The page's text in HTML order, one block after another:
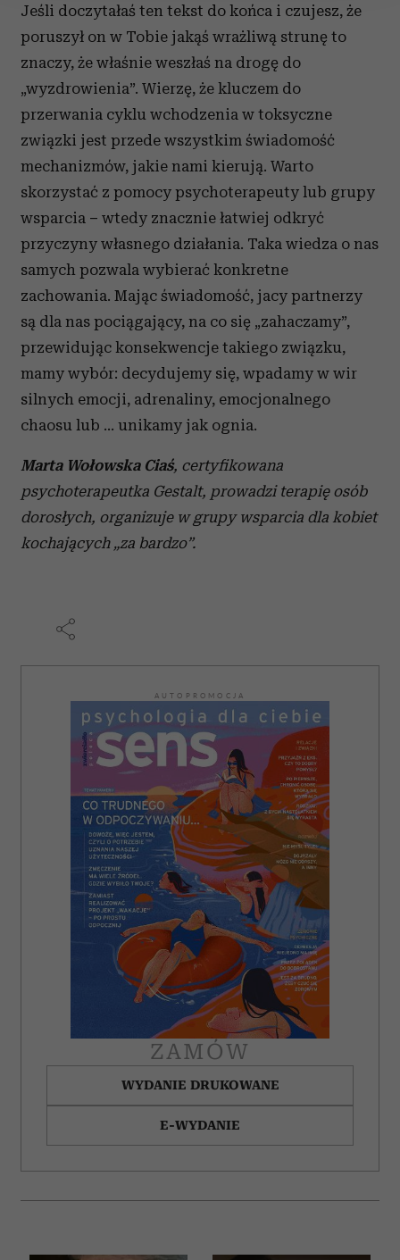
Wykorzystujemy pliki cookie do spersonalizowania treści
i reklam, aby oferować funkcje społecznościowe i
analizować ruch w naszej witrynie. Informacje o tym, jak
korzystasz z naszej witryny, udostępniamy partnerom
społecznościowym, reklamowym i analitycznym.
Partnerzy mogą połączyć te informacje z innymi danymi
otrzymanymi od Ciebie lub uzyskanymi podczas
korzystania z ich usług.
Jeśli doczytałaś ten tekst do końca i czujesz, że
poruszył on w Tobie jakąś wrażliwą strunę to
znaczy, że właśnie weszłaś na drogę do
„wyzdrowienia”. Wierzę, że kluczem do
przerwania cyklu wchodzenia w toksyczne
związki jest przede wszystkim świadomość
mechanizmów, jakie nami kierują. Warto
skorzystać z pomocy psychoterapeuty lub grupy
wsparcia – wtedy znacznie łatwiej odkryć
przyczyny własnego działania. Taka wiedza o nas
samych pozwala wybierać konkretne
zachowania. Mając świadomość, jacy partnerzy
są dla nas pociągający, na co się „zahaczamy”,
przewidując konsekwencje takiego związku,
mamy wybór: decydujemy się, wpadamy w wir
silnych emocji, adrenaliny, emocjonalnego
chaosu lub … unikamy jak ognia.
Marta Wołowska Ciaś, certyfikowana
psychoterapeutka Gestalt, prowadzi terapię osób
dorosłych, organizuje w grupy wsparcia dla kobiet
kochających „za bardzo”.
AUTOPROMOCJA
ZAMÓW
WYDANIE DRUKOWANE
E-WYDANIE